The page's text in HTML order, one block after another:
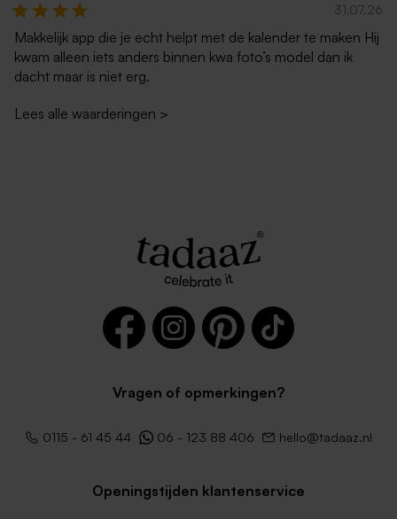
31.07.26
Makkelijk app die je echt helpt met de kalender te maken Hij
kwam alleen iets anders binnen kwa foto’s model dan ik
dacht maar is niet erg.
Lees alle waarderingen >
Vragen of opmerkingen?
0115 - 61 45 44 06 - 123 88 406 hello@tadaaz.nl
Openingstijden klantenservice